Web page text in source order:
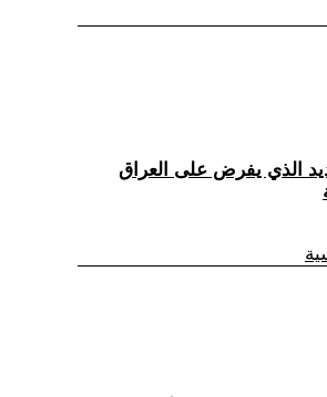
الذي يفرض على العراق